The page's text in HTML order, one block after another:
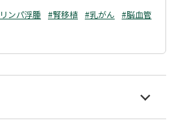
ンパ浮腫 #腎移植 #乳がん
#脳血管